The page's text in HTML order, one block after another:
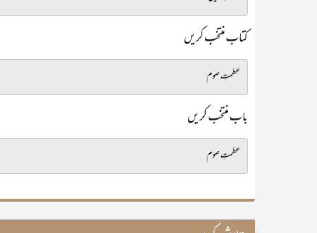
کتاب منتخب کریں
باب منتخب کریں